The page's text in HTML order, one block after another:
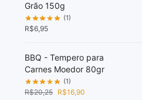
Grão 150g
(1)
R$6,95
BBQ - Tempero para
Carnes Moedor 80gr
(1)
R$20,25 R$16,90